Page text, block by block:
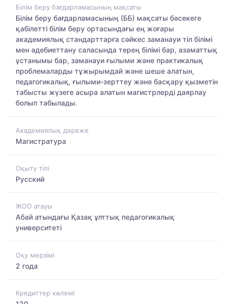
Білім беру бағдарламасының мақсаты
Білім беру бағдарламасының (ББ) мақсаты бәсекеге
қабілетті білім беру ортасындағы ең жоғары
академиялық стандарттарға сәйкес заманауи тіл білімі
мен әдебиеттану саласында терең білімі бар, азаматтық
ұстанымы бар, заманауи ғылыми және практикалық
проблемаларды тұжырымдай және шеше алатын,
педагогикалық, ғылыми-зерттеу және басқару қызметін
табысты жүзеге асыра алатын магистрлерді даярлау
болып табылады.
Академиялық дәреже
Магистратура
Оқыту тілі
Русский
ЖОО атауы
Абай атындағы Қазақ ұлттық педагогикалық
университеті
Оқу мерзімі
2 года
Кредиттер көлемі